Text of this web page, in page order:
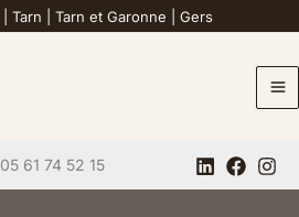
Tarn Tarn et Garonne Gers
05 61 74 52 15